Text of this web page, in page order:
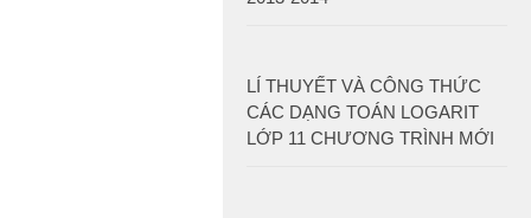
LÍ THUYẾT VÀ CÔNG THỨC
CÁC DẠNG TOÁN LOGARIT
LỚP 11 CHƯƠNG TRÌNH MỚI